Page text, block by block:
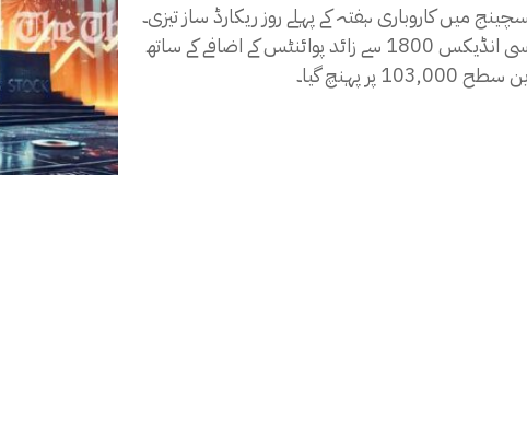
میں کاروباری ہفتہ کے پہلے روز ریکارڈ ساز تیزی۔
بینچ مارک کے ایسی سی انڈیکس 1800 سے زائد پوائنٹس کے اضافے کے ساتھ
پر پہنچ گیا۔